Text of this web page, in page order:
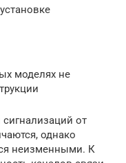
моделях не
от
однако
неизменными. К